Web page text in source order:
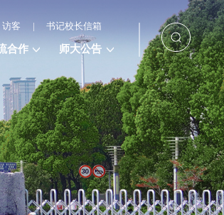
访客 | 书记校长信箱
合作 师大公告